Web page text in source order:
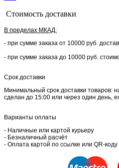
Стоимость доставки
В пределах МКАД:
- при сумме заказа от 10000 руб.
- при сумме заказа до 10000 руб.
Срок доставки
Минимальный срок доставки товаров:
сделан до 15:00 или через один день,
Варианты оплаты
- Наличные или картой курьеру
- Безналичный расчёт
- Оплата картой по ссылке или QR-коду